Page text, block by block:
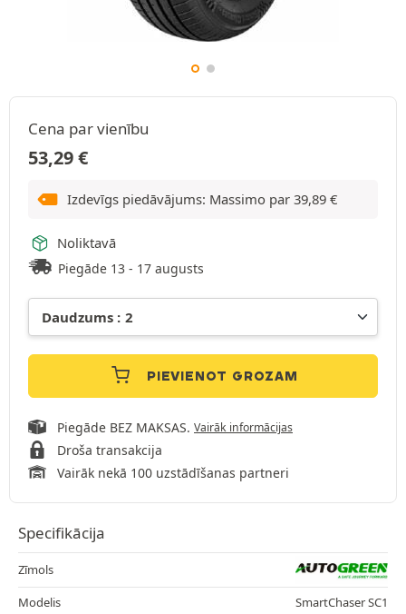
Cena par vienību
53,29€
Izdevīgs piedāvājums: Massimo par 39,89 €
Noliktavā
Piegāde 13 - 17 augusts
PIEVIENOT GROZAM
Piegāde BEZ MAKSAS. Vairāk informācijas
Droša transakcija
Vairāk nekā 100 uzstādīšanas partneri
Specifikācija
Zīmols
Modelis
SmartChaser SC1